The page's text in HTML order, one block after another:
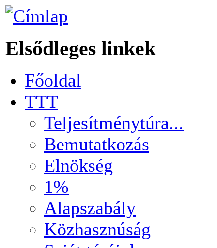
Elsődleges linkek
Főoldal
TTT
Teljesítménytúra...
Bemutatkozás
Elnökség
1%
Alapszabály
Közhasznúság